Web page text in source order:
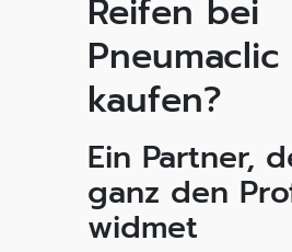
Reifen bei
Pneumaclic
kaufen?
Ein Partner,
ganz den
widmet